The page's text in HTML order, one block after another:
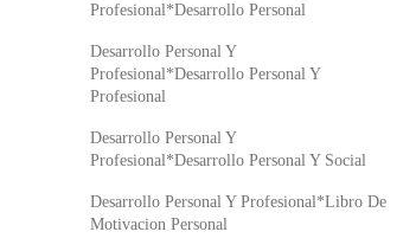
Profesional*Desarrollo Personal
Desarrollo Personal Y
Profesional*Desarrollo Personal Y
Profesional
Desarrollo Personal Y
Profesional*Desarrollo Personal Y Social
Desarrollo Personal Y Profesional*Libro De
Motivacion Personal